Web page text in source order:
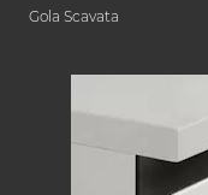
Gola Scavata